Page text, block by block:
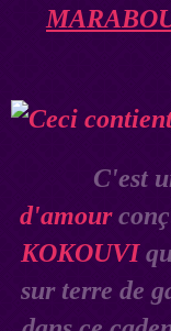
C'est
d'amour
KOKOUVI
sur terre de